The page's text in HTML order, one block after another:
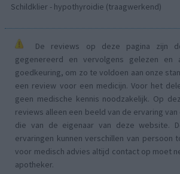
Schildklier - hypothyroidie (traagwerkend)
De reviews op deze pagina zijn
gegenereerd en vervolgens gelezen en
goedkeuring, om zo te voldoen aan onze
een review voor een medicijn. Voor het
geen medische kennis noodzakelijk. Op
reviews alleen een beeld van de ervaring
die van de eigenaar van deze website.
ervaringen kunnen verschillen van persoon
voor medisch advies altijd contact op moet
apotheker.